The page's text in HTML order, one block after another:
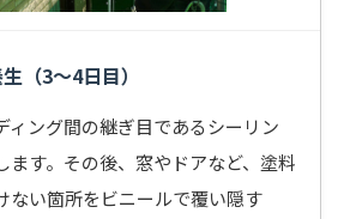
（3〜4日目）
ィング間の継ぎ目であるシーリン
ます。その後、窓やドアなど、塗料
ない箇所をビニールで覆い隠す